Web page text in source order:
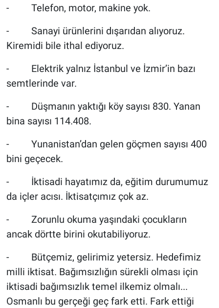
- Telefon, motor, makine yok.
- Sanayi ürünlerini dışarıdan alıyoruz.
Kiremidi bile ithal ediyoruz.
- Elektrik yalnız İstanbul ve İzmir’in bazı
semtlerinde var.
- Düşmanın yaktığı köy sayısı 830. Yanan
bina sayısı 114.408.
- Yunanistan’dan gelen göçmen sayısı 400
bini geçecek.
- İktisadi hayatımız da, eğitim durumumuz
da içler acısı. İktisatçımız çok az.
- Zorunlu okuma yaşındaki çocukların
ancak dörtte birini okutabiliyoruz.
- Bütçemiz, gelirimiz yetersiz. Hedefimiz
milli iktisat. Bağımsızlığın sürekli olması için
iktisadi bağımsızlık temel ilkemiz olmalı...
Osmanlı bu gerçeği geç fark etti. Fark ettiği